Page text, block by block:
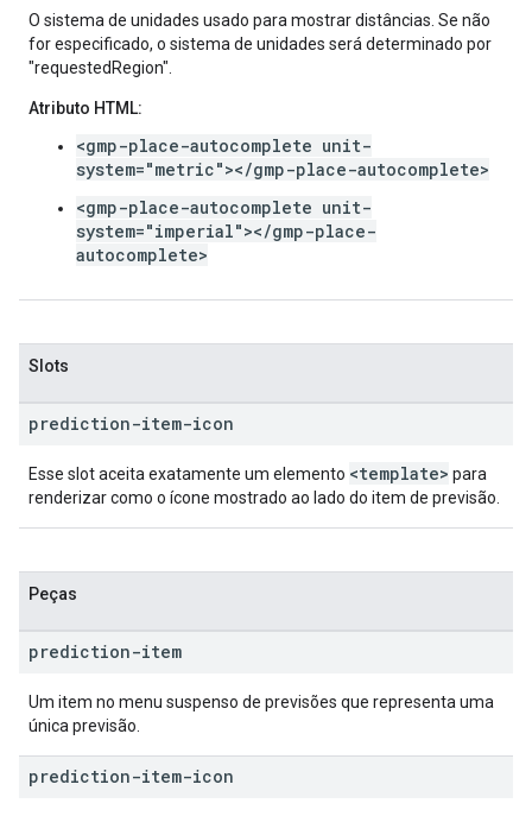
O sistema de unidades usado para mostrar distâncias. Se não
for especificado, o sistema de unidades será determinado por
"requestedRegion".
Atributo HTML:
<gmp-place-autocomplete unit-
system="metric"></gmp-place-autocomplete>
<gmp-place-autocomplete unit-
system="imperial"></gmp-place-
autocomplete>
Slots
prediction-item-icon
Esse slot aceita exatamente um elemento <template> para
renderizar como o ícone mostrado ao lado do item de previsão.
Peças
prediction-item
Um item no menu suspenso de previsões que representa uma
única previsão.
prediction-item-icon